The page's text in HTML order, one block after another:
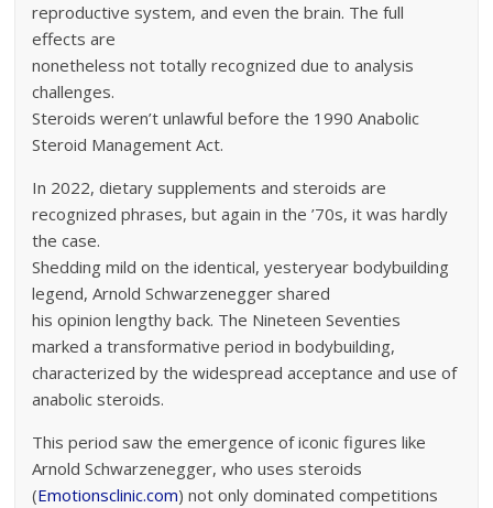
reproductive system, and even the brain. The full
effects are
nonetheless not totally recognized due to analysis
challenges.
Steroids weren’t unlawful before the 1990 Anabolic
Steroid Management Act.
In 2022, dietary supplements and steroids are
recognized phrases, but again in the ’70s, it was hardly
the case.
Shedding mild on the identical, yesteryear bodybuilding
legend, Arnold Schwarzenegger shared
his opinion lengthy back. The Nineteen Seventies
marked a transformative period in bodybuilding,
characterized by the widespread acceptance and use of
anabolic steroids.
This period saw the emergence of iconic figures like
Arnold Schwarzenegger, who uses steroids
(Emotionsclinic.com) not only dominated competitions